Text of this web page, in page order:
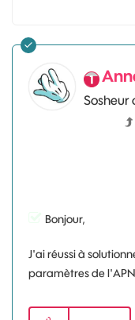
Sosheur
Bonjour,
J'ai réussi à
paramètres de l'APN